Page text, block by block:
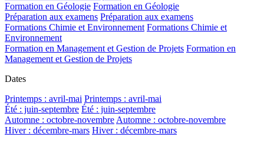
Formation en Géologie Formation en Géologie
Préparation aux examens Préparation aux examens
Formations Chimie et Environnement Formations Chimie et
Environnement
Formation en Management et Gestion de Projets Formation en
Management et Gestion de Projets
Dates
Printemps : avril-mai Printemps : avril-mai
Été : juin-septembre Été : juin-septembre
Automne : octobre-novembre Automne : octobre-novembre
Hiver : décembre-mars Hiver : décembre-mars